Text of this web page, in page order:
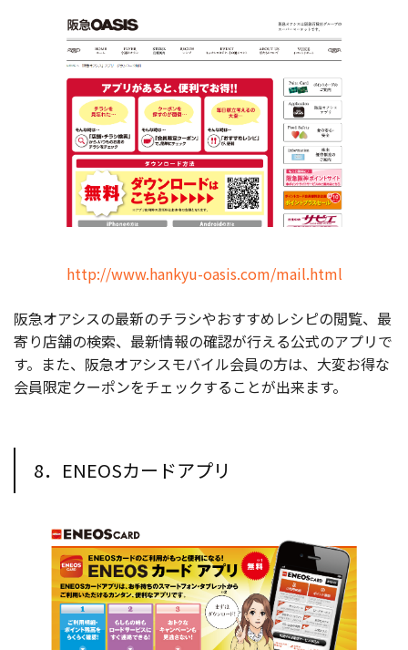
http://www.hankyu-oasis.com/mail.html
阪急オアシスの最新のチラシやおすすめレシピの閲覧、最
寄り店舗の検索、最新情報の確認が行える公式のアプリで
す。また、阪急オアシスモバイル会員の方は、大変お得な
会員限定クーポンをチェックすることが出来ます。
8．ENEOSカードアプリ